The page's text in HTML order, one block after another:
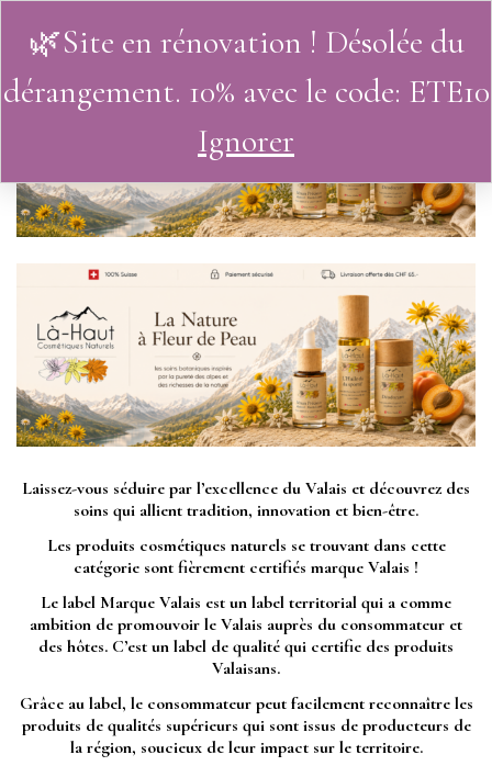
0
Laissez-vous séduire par l’excellence du Valais et découvrez des
soins qui allient tradition, innovation et bien-être.
Les produits cosmétiques naturels se trouvant dans cette
catégorie sont fièrement certifiés marque Valais !
Le label Marque Valais est un label territorial qui a comme
ambition de promouvoir le Valais auprès du consommateur et
des hôtes. C’est un label de qualité qui certifie des produits
Valaisans.
Grâce au label, le consommateur peut facilement reconnaître les
produits de qualités supérieurs qui sont issus de producteurs de
la région, soucieux de leur impact sur le territoire.
🌿Site en rénovation ! Désolée du
dérangement. 10% avec le code: ETE10
Ignorer